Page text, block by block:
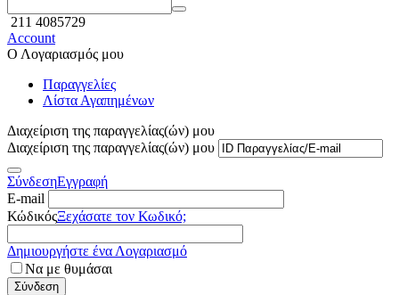
211 4085729
Account
Ο Λογαριασμός μου
Παραγγελίες
Λίστα Αγαπημένων
Διαχείριση της παραγγελίας(ών) μου
Διαχείριση της παραγγελίας(ών) μου
ΣύνδεσηΕγγραφή
E-mail
ΚώδικόςΞεχάσατε τον Κωδικό;
Δημιουργήστε ένα Λογαριασμό
Να με θυμάσαι
Σύνδεση